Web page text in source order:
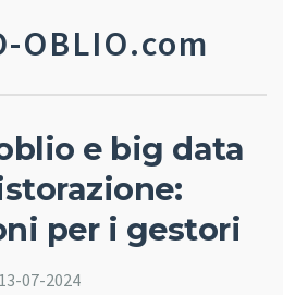
OBLIO.com
e big data
per i gestori
13-07-2024